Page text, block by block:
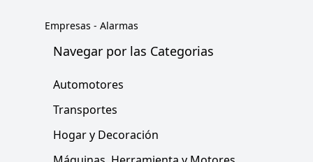
Empresas - Alarmas
Navegar por las Categorias
Automotores
Transportes
Hogar y Decoración